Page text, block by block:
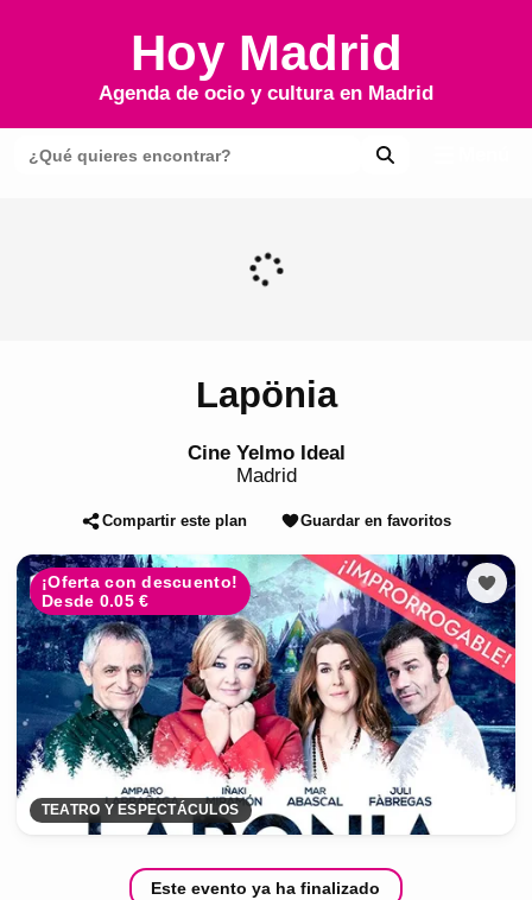
Hoy Madrid
Agenda de ocio y cultura en Madrid
Lapönia
Cine Yelmo Ideal
Madrid
Compartir este plan Guardar en favoritos
¡Oferta con descuento!
Desde 0.05 €
TEATRO Y ESPECTÁCULOS
Este evento ya ha finalizado